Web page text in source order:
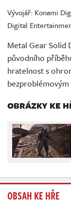
Redakce
Živě
Vývojář: Konami
Digital
Metal Gear Solid
původního
hratelnost s
OBRÁZKY KE
OBSAH KE HŘE